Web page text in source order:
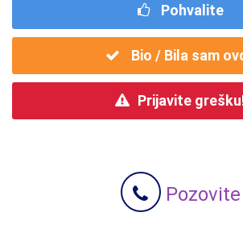
Pohvalite
Bio / Bila sam
Prijavite
Pozovite